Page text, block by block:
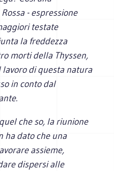
- espressione
testate
la freddezza
morti della Thyssen,
di questa natura
in conto dal
che so, la riunione
ha dato che una
assieme,
dispersi alle